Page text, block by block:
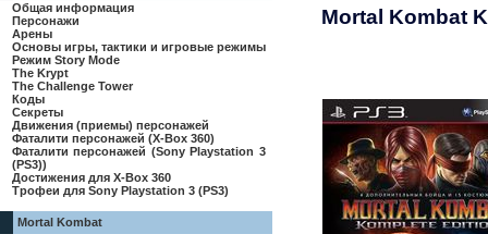
Общая информация
Персонажи
Арены
Основы игры, тактики и игровые режимы
Режим Story Mode
The Krypt
The Challenge Tower
Коды
Секреты
Движения (приемы) персонажей
Фаталити персонажей (X-Box 360)
Фаталити персонажей (Sony Playstation 3
(PS3))
Достижения для X-Box 360
Трофеи для Sony Playstation 3 (PS3)
Mortal Kombat
Mortal Kombat